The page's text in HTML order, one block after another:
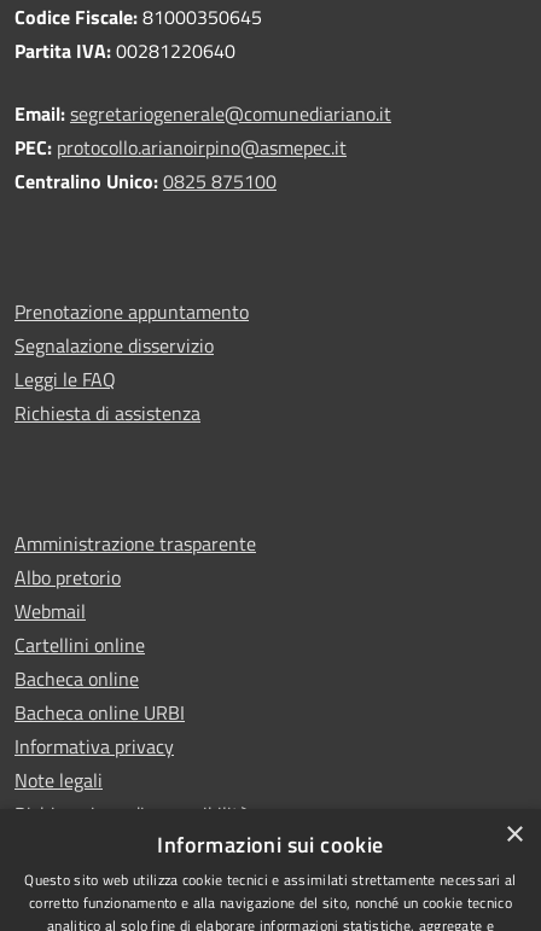
Codice Fiscale:81000350645
Partita IVA:00281220640
Email:segretariogenerale@comunediariano.it
PEC: protocollo.arianoirpino@asmepec.it
Centralino Unico:0825 875100
Prenotazione appuntamento
Segnalazione disservizio
Leggi le FAQ
Richiesta di assistenza
Amministrazione trasparente
Albo pretorio
Webmail
Cartellini online
Bacheca online
Bacheca online URBI
Informativa privacy
Note legali
Dichiarazione di accessibilità
×
Informazioni sui cookie
Questo sito web utilizza cookie tecnici e assimilati strettamente necessari al
corretto funzionamento e alla navigazione del sito, nonché un cookie tecnico
analitico al solo fine di elaborare informazioni statistiche, aggregate e